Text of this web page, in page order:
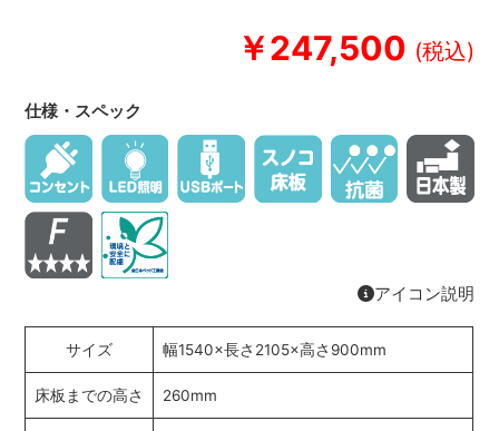
￥247,500
仕様・スペック
アイコン説明
サイズ 幅1540×長さ2105×高さ900mm
床板までの高さ 260mm